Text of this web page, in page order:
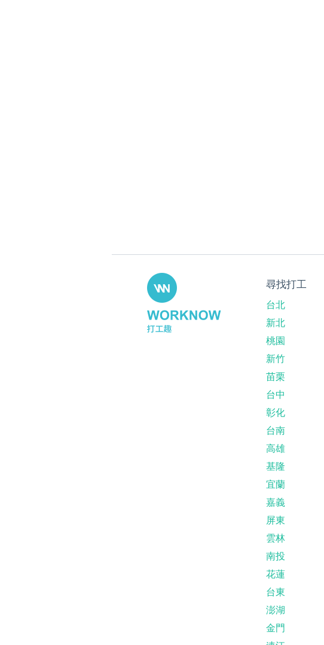
尋找打工
台北
新北
桃園
新竹
苗栗
台中
彰化
台南
高雄
基隆
宜蘭
嘉義
屏東
雲林
南投
花蓮
台東
澎湖
金門